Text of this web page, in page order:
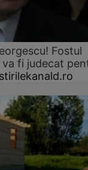
Fostul
fi judecat